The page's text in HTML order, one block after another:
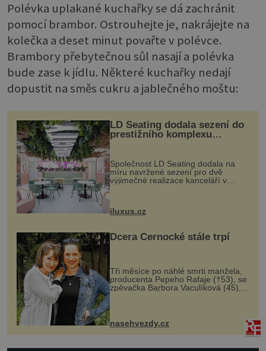
Polévka uplakané kuchařky se dá zachránit
pomocí brambor. Ostrouhejte je, nakrájejte na
kolečka a deset minut povařte v polévce.
Brambory přebytečnou sůl nasají a polévka
bude zase k jídlu. Některé kuchařky nedají
dopustit na směs cukru a jablečného moštu:
LD Seating dodala sezení do
prestižního komplexu
MediaCityUK v Salfordu
Společnost LD Seating dodala na
míru navržené sezení pro dvě
výjimečné realizace kanceláří v
areálu MediaCityUK v anglickém
budov Media...
iluxus.cz
Dcera Černocké stále trpí
Tři měsíce po náhlé smrti manžela,
producenta Pepeho Rafaje (†53), se
zpěvačka Barbora Vaculíková (45),
dcera Petry Černocké (75), poprvé
ozvala veřejnosti. Na sociální síti
sdílela, že se snaží fung...
nasehvezdy.cz